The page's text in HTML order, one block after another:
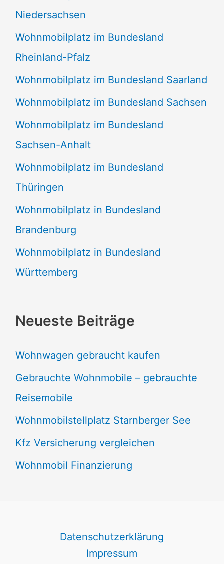
Niedersachsen
Wohnmobilplatz im Bundesland
Rheinland-Pfalz
Wohnmobilplatz im Bundesland Saarland
Wohnmobilplatz im Bundesland Sachsen
Wohnmobilplatz im Bundesland
Sachsen-Anhalt
Wohnmobilplatz im Bundesland
Thüringen
Wohnmobilplatz in Bundesland
Brandenburg
Wohnmobilplatz in Bundesland
Württemberg
Neueste Beiträge
Wohnwagen gebraucht kaufen
Gebrauchte Wohnmobile – gebrauchte
Reisemobile
Wohnmobilstellplatz Starnberger See
Kfz Versicherung vergleichen
Wohnmobil Finanzierung
Datenschutzerklärung
Impressum